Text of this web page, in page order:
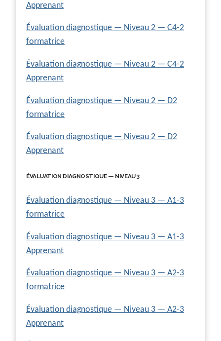
Apprenant
Évaluation diagnostique — Niveau 2 — C4-2
formatrice
Évaluation diagnostique — Niveau 2 — C4-2
Apprenant
Évaluation diagnostique — Niveau 2 — D2
formatrice
Évaluation diagnostique — Niveau 2 — D2
Apprenant
ÉVALUATION DIAGNOSTIQUE — NIVEAU 3
Évaluation diagnostique — Niveau 3 — A1-3
formatrice
Évaluation diagnostique — Niveau 3 — A1-3
Apprenant
Évaluation diagnostique — Niveau 3 — A2-3
formatrice
Évaluation diagnostique — Niveau 3 — A2-3
Apprenant